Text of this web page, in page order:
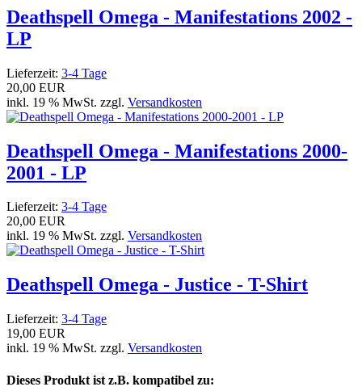
Deathspell Omega - Manifestations 2002 -
LP
Lieferzeit: 3-4 Tage
20,00 EUR
inkl. 19 % MwSt. zzgl. Versandkosten
Deathspell Omega - Manifestations 2000-
2001 - LP
Lieferzeit: 3-4 Tage
20,00 EUR
inkl. 19 % MwSt. zzgl. Versandkosten
Deathspell Omega - Justice - T-Shirt
Lieferzeit: 3-4 Tage
19,00 EUR
inkl. 19 % MwSt. zzgl. Versandkosten
Dieses Produkt ist z.B. kompatibel zu: